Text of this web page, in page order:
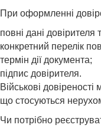
При оформленні
повні дані довірителя
конкретний перелік
термін дії документа;
підпис довірителя.
Військові
що стосуються
Чи потрібно